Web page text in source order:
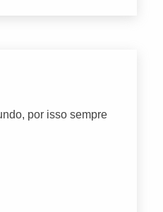
por isso sempre